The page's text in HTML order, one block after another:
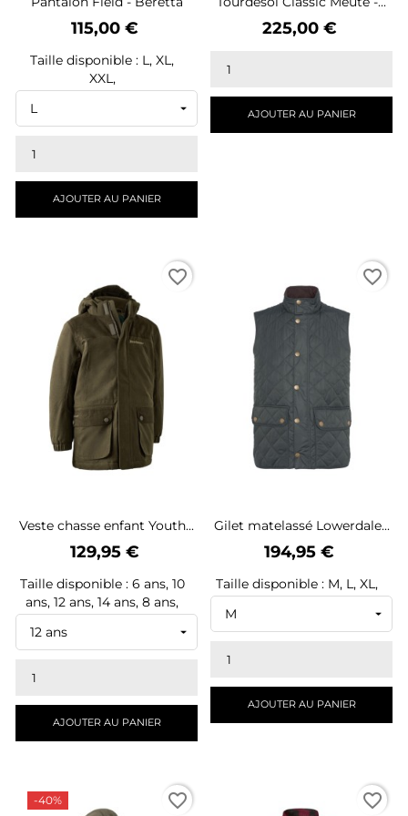
Prix
115,00 €
Taille disponible : L, XL,
XXL,
AJOUTER AU PANIER
Prix
225,00 €
AJOUTER AU PANIER
Veste chasse enfant Youth...
Prix
129,95 €
Taille disponible : 6 ans, 10
ans, 12 ans, 14 ans, 8 ans,
AJOUTER AU PANIER
favorite_border
Gilet matelassé Lowerdale...
Prix
194,95 €
Taille disponible : M, L, XL,
AJOUTER AU PANIER
favorite_border
-40% favorite_border favorite_border